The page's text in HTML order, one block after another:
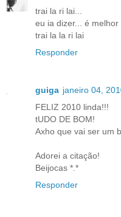
trai la ri lai...
eu ia dizer... é melhor
trai la la ri lai
Responder
guiga janeiro 04,
FELIZ 2010 linda!!!
tUDO DE BOM!
Axho que vai ser um
Adorei a citação!
Beijocas *.*
Responder